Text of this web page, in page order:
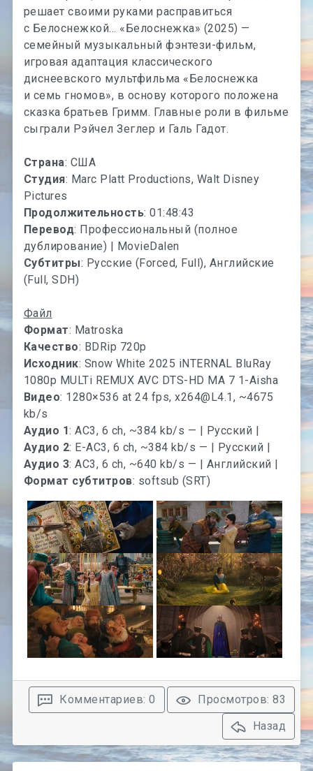
решает своими руками расправиться
с Белоснежкой… «Белоснежка» (2025) —
семейный музыкальный фэнтези-фильм,
игровая адаптация классического
диснеевского мультфильма «Белоснежка
и семь гномов», в основу которого положена
сказка братьев Гримм. Главные роли в фильме
сыграли Рэйчел Зеглер и Галь Гадот.
Страна: США
Студия: Marc Platt Productions, Walt Disney
Pictures
Продолжительность: 01:48:43
Перевод: Профессиональный (полное
дублирование) | MovieDalen
Субтитры: Русские (Forced, Full), Английские
(Full, SDH)
Файл
Формат: Matroska
Качество: BDRip 720p
Исходник: Snow White 2025 iNTERNAL BluRay
1080p MULTi REMUX AVC DTS-HD MA 7 1-Aisha
Видео: 1280×536 at 24 fps,x264@L4.1, ~4675
kb/s
Аудио 1: AC3, 6 ch, ~384 kb/s — | Русский |
Аудио 2 : E-AC3, 6 ch, ~384 kb/s — | Русский |
Аудио 3: AC3, 6 ch, ~640 kb/s — | Английский |
Формат субтитров
: softsub (SRT)
Просмотров: 83
Назад